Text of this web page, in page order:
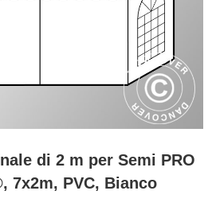
di 2 m per Semi PRO
7x2m, PVC, Bianco